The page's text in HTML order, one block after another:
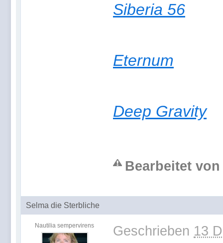
Siberia 56
Eternum
Deep Gravity
Bearbeitet von
Selma die Sterbliche
Nautilia sempervirens Geschrieben 13